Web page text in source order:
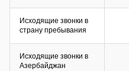
Исходящие звонки в
страну пребывания
Исходящие звонки в
Азербайджан